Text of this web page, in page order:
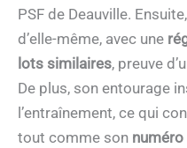
PSF de Deauville.
d’elle-même, avec une
lots similaires, preuve
De plus, son entourage
l’entraînement, ce qui
tout comme son